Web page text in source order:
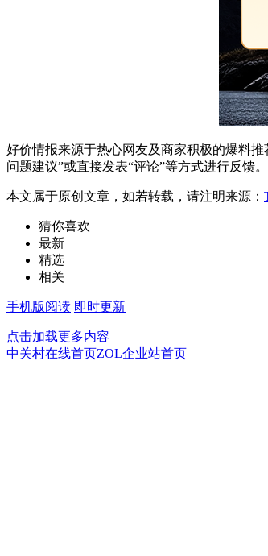
好价情报来源于热心网友及商家积极的爆料
问题建议”或直接发表“评论”等方式进行反馈。
本文属于原创文章，如若转载，请注明来源：
猜你喜欢
最新
精选
相关
手机版阅读 即时更新
点击加载更多内容
中关村在线首页ZOL企业站首页